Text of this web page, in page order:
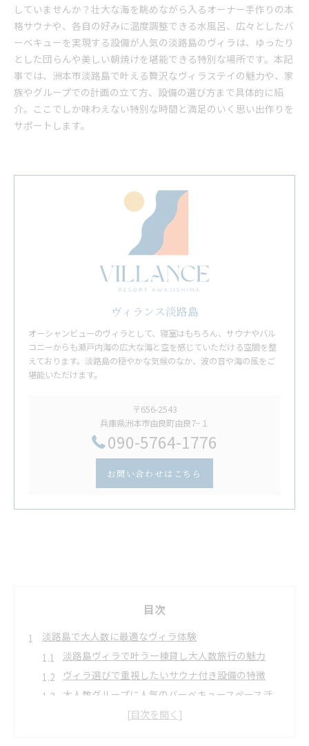
していませんか？壮大な海を眺めながら入るオーナー手作りの本
格サウナや、各自の好みに温度調整できる水風呂、広々としたバ
ーベキューを実現する設備が人気の淡路島のヴィラは、ゆったり
とした団らんや美しい朝焼けを堪能できる特別な場所です。本記
事では、洲本市淡路島で叶える贅沢なヴィラステイの魅力や、家
族やグループでの計画の立て方、設備の選び方まで具体的に紹
介。ここでしか味わえない特別な時間と満足のいく思い出作りを
サポートします。
ヴィランス淡路島
オーシャンビューのヴィラとして、寝室はもちろん、サウナやバル
コニーからも瀬戸内海の広大な海と空を感じていただける空間を整
えております。淡路島の穏やかな気候のなか、波の音や海の風をご
堪能いただけます。
〒656-2543
兵庫県洲本市由良町由良7−１
​090-5764-1776
お問い合わせはこちら
目次
淡路島で大人数に最適なヴィラ体験
淡路島ヴィラで叶う一棟貸し大人数旅行の魅力
ヴィラ選びで重視したいサウナ付き設備の特徴
大人数グループに人気のバーベキュースペース活